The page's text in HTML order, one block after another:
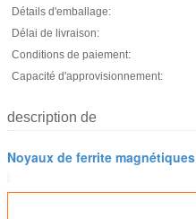
Détails d'emballage:
Délai de livraison:
Conditions de paiement:
Capacité d'approvisionnement:
description de
Noyaux de ferrite magnétiques